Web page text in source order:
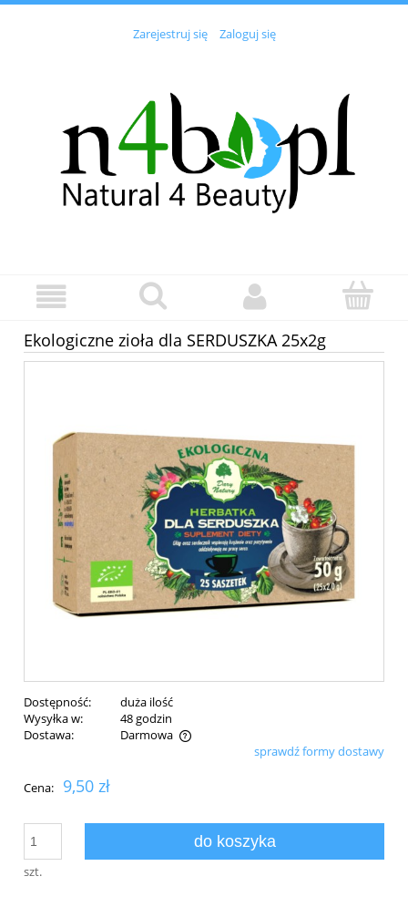
Zarejestruj się Zaloguj się
Ekologiczne zioła dla SERDUSZKA 25x2g
Dostępność:
duża ilość
Wysyłka w:
48 godzin
Dostawa:
Darmowa
Cena nie zawiera ewentualnych kosztów płatnościsprawdź formy dostawy
Cena: 9,50 zł
szt.
do koszyka